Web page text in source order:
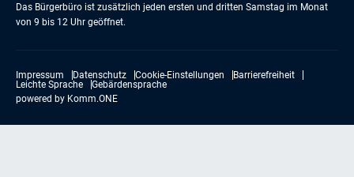
Das Bürgerbüro ist zusätzlich jeden ersten und dritten Samstag im Monat
von 9 bis 12 Uhr geöffnet.
Impressum Datenschutz Cookie-Einstellungen
Barrierefreiheit
Leichte Sprache
Gebärdensprache
powered by Komm.ONE